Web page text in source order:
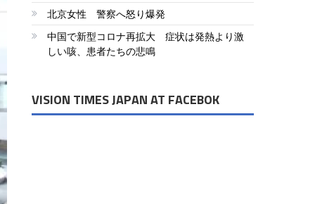
北京女性 警察へ怒り爆発
中国で新型コロナ再拡大 症状は発熱より激
しい咳、患者たちの悲鳴
VISION TIMES JAPAN AT FACEBOK